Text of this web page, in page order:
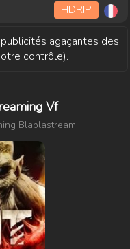
HDRIP
agaçantes des
contrôle).
Vf
Blablastream